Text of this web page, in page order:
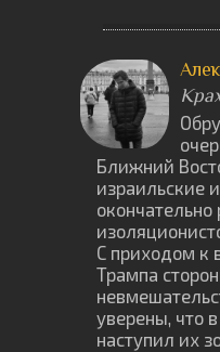
Ближний
израильские
окончательно
С приходом к
Трампа
уверены, что
наступил их